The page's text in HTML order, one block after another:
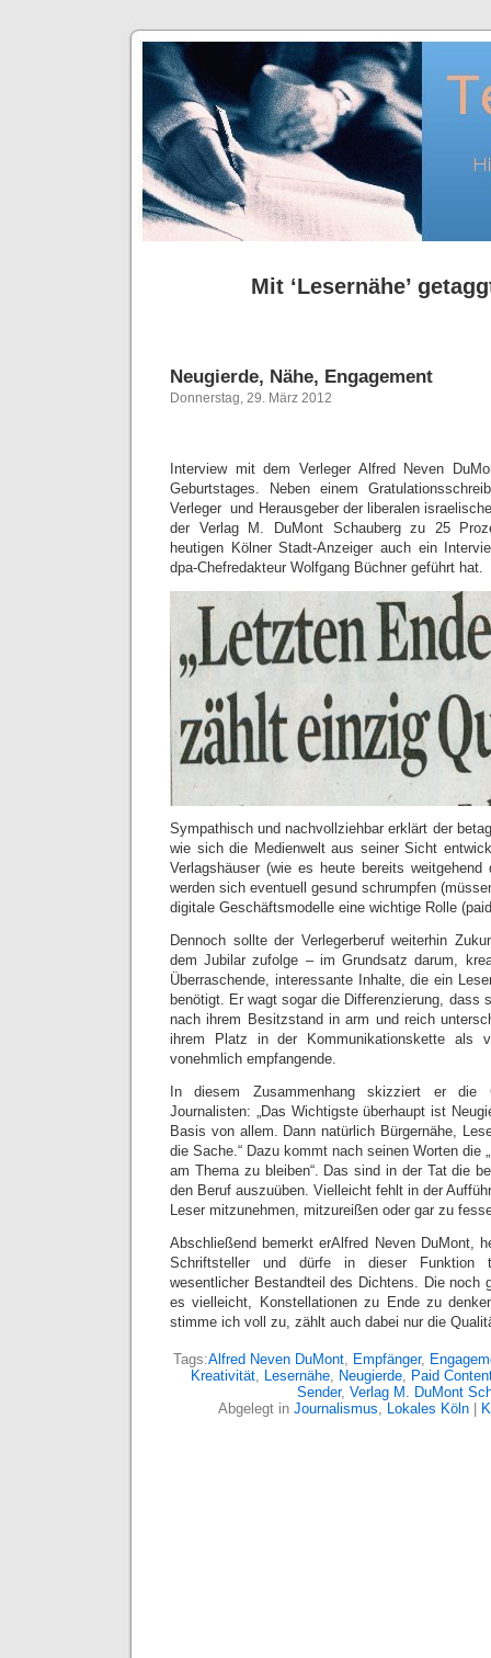
Mit ‘Lesernähe’
Neugierde, Nähe, Engagement
Donnerstag, 29. März 2012
Interview mit dem Verleger Alfred Neven
Geburtstages. Neben einem
Verleger und Herausgeber der liberalen
der Verlag M. DuMont Schauberg zu 25
heutigen Kölner Stadt-Anzeiger auch ein
dpa-Chefredakteur Wolfgang Büchner geführt hat.
Sympathisch und nachvollziehbar erklärt der
wie sich die Medienwelt aus seiner Sicht
Verlagshäuser (wie es heute bereits
werden sich eventuell gesund schrumpfen
digitale Geschäftsmodelle eine wichtige Rolle
Dennoch sollte der Verlegerberuf weiterhin
dem Jubilar zufolge – im Grundsatz darum,
Überraschende, interessante Inhalte, die ein
benötigt. Er wagt sogar die Differenzierung, dass
nach ihrem Besitzstand in arm und reich
ihrem Platz in der Kommunikationskette als
vonehmlich empfangende.
In diesem Zusammenhang skizziert er die
Journalisten: „Das Wichtigste überhaupt ist
Basis von allem. Dann natürlich Bürgernähe,
die Sache.“ Dazu kommt nach seinen Worten die
am Thema zu bleiben“. Das sind in der Tat die
den Beruf auszuüben. Vielleicht fehlt in der
Leser mitzunehmen, mitzureißen oder gar zu
Abschließend bemerkt erAlfred Neven DuMont,
Schriftsteller und dürfe in dieser Funktion
wesentlicher Bestandteil des Dichtens. Die noch
es vielleicht, Konstellationen zu Ende zu
stimme ich voll zu, zählt auch dabei nur die
Tags:Alfred Neven DuMont, Empfänger,
Kreativität, Lesernähe, Neugierde, Paid
Sender, Verlag M. DuMont
Abgelegt in Journalismus, Lokales Köln